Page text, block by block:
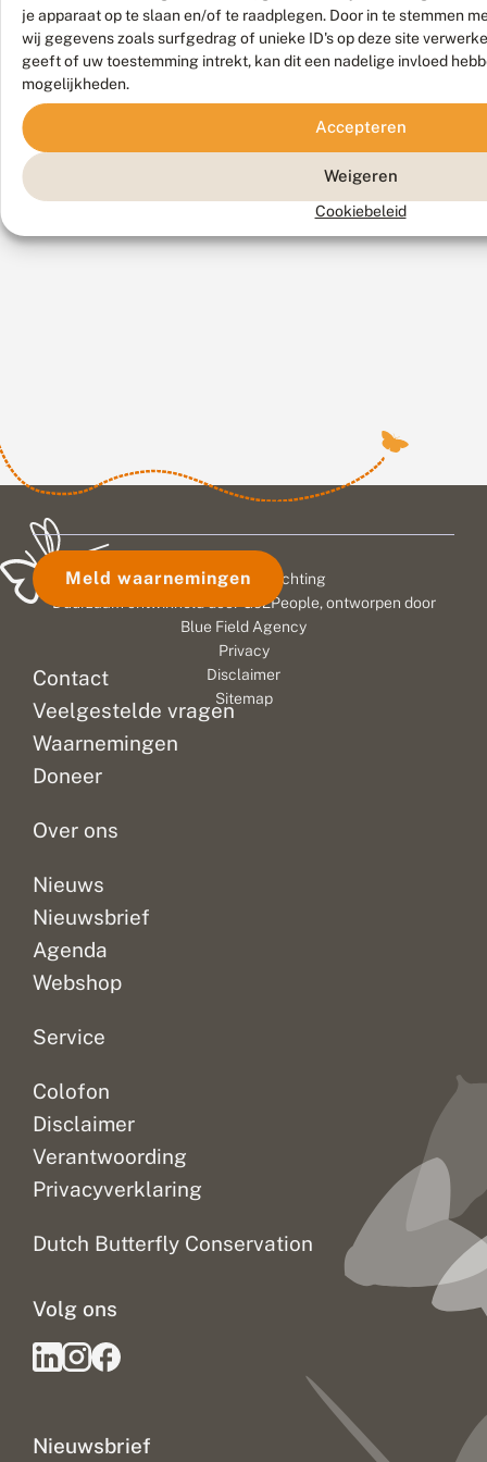
je apparaat op te slaan en/of te raadplegen. Door in te stemmen
wij gegevens zoals surfgedrag of unieke ID's op deze site
geeft of uw toestemming intrekt, kan dit een nadelige invloed
mogelijkheden.
Accepteren
Weigeren
Cookiebeleid
r
)
.
Contact
Veelgestelde vragen
Waarnemingen
Doneer
Over ons
Nieuws
Nieuwsbrief
Agenda
Webshop
Service
Colofon
Disclaimer
Verantwoording
Privacyverklaring
Dutch Butterfly Conservation
Nieuwsbrief
Volg ons
Meld waarnemingen
© 2026 Vlinderstichting
Duurzaam ontwikkeld door
Go2People, ontworpen door
Blue Field Agency
Privacy
Disclaimer
Sitemap